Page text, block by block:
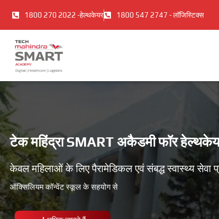
छोड़कर
सामग्री
1800 270 2022 -हेल्थकेयर 1800 547 2747 - लॉजिस्टिक्स
टेक महिंद्रा SMART अकैडमी फॉर
केवल महिलाओं के लिए पैरामेडिकल एवं संबद्ध स्वास्थ्य सेवा
ऑक्सिलियम कॉन्वेंट स्कूल के सहयोग से